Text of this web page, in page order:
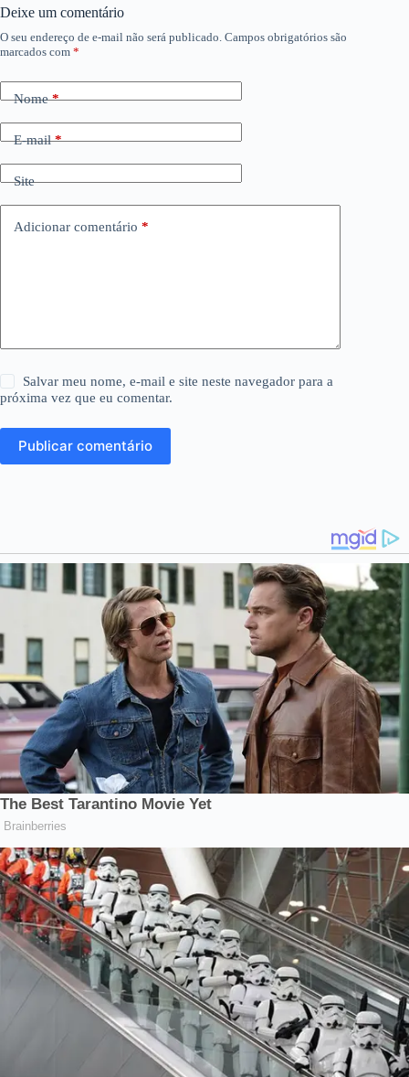
Deixe um comentário
O seu endereço de e-mail não será publicado. Campos obrigatórios são
marcados com *
Nome*
E-mail*
Site
Adicionar comentário *
Salvar meu nome, e-mail e site neste navegador para a
próxima vez que eu comentar.
Publicar comentário